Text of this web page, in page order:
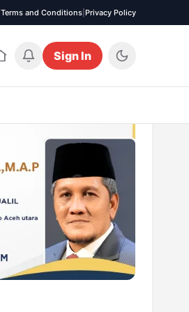
Terms and Conditions Privacy Policy
Sign In